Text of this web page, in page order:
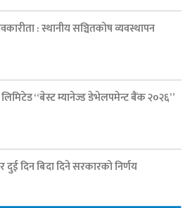
: स्थानीय सञ्चितकोष व्यवस्थापन
“बेस्ट म्यानेज्ड डेभेलपमेन्ट बैंक २०२६”
दिन बिदा दिने सरकारको निर्णय